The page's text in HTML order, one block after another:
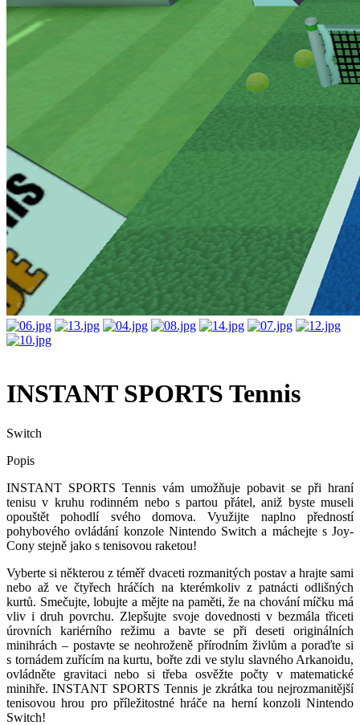
INSTANT SPORTS Tennis
Switch
Popis
INSTANT SPORTS Tennis vám umožňuje pobavit se při hraní
tenisu v kruhu rodinném nebo s partou přátel, aniž byste museli
opouštět pohodlí svého domova. Využijte naplno předností
pohybového ovládání konzole Nintendo Switch a máchejte s Joy-
Cony stejně jako s tenisovou raketou!
Vyberte si některou z téměř dvaceti rozmanitých postav a hrajte sami
nebo až ve čtyřech hráčích na kterémkoliv z patnácti odlišných
kurtů. Smečujte, lobujte a mějte na paměti, že na chování míčku má
vliv i druh povrchu. Zlepšujte svoje dovednosti v bezmála třiceti
úrovních kariérního režimu a bavte se při deseti originálních
minihrách – postavte se neohroženě přírodním živlům a poraďte si
s tornádem zuřícím na kurtu, bořte zdi ve stylu slavného Arkanoidu,
ovládněte gravitaci nebo si třeba osvěžte počty v matematické
minihře. INSTANT SPORTS Tennis je zkrátka tou nejrozmanitější
tenisovou hrou pro příležitostné hráče na herní konzoli Nintendo
Switch!